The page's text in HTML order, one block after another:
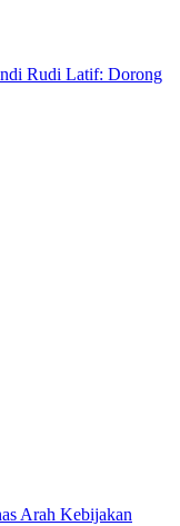
Rudi Latif: Dorong
Arah Kebijakan